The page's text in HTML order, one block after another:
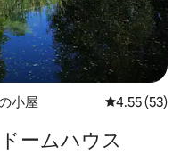
小屋 レビュー53
4.55 (53)
ームハウス